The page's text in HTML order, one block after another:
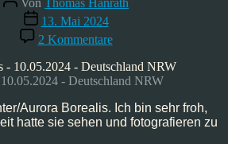
Von Thomas Hanrath
Veröffentlichungsdatum
13. Mai 2024
2 Kommentarezu
Aurora
Borealis
mit
Mai
10
- Deutschland NRW
Aurora Borealis. Ich bin sehr froh,
hatte sie sehen und fotografieren zu